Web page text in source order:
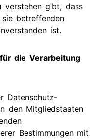
verstehen gibt, dass
betreffenden
ist.
die Verarbeitung
Datenschutz-
den Mitgliedstaaten
Bestimmungen mit